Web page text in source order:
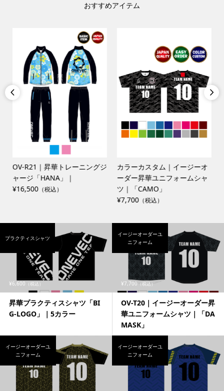
おすすめアイテム

OV-R21｜昇華トレーニングジ
ャージ「HANA」｜
¥16,500（税込）
カラーカスタム｜イージーオ
ーダー昇華ユニフォームシャ
ツ｜「CAMO」
¥7,700（税込）

¥6,600 （税込）
昇華プラクティスシャツ「BI
G-LOGO」｜5カラー
プラクティスシャツ
¥7,700 （税込）
OV-T20｜イージーオーダー昇
華ユニフォームシャツ｜「DA
MASK」
イージーオーダーユ
ニフォーム
イージーオーダーユ
ニフォーム
イージーオーダーユ
ニフォーム